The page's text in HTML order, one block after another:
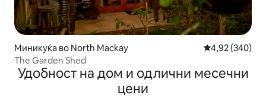
Миникуќа во North Mackay Просечна
4,92 (340)
The Garden Shed
Удобност на дом и одлични месечни
цени